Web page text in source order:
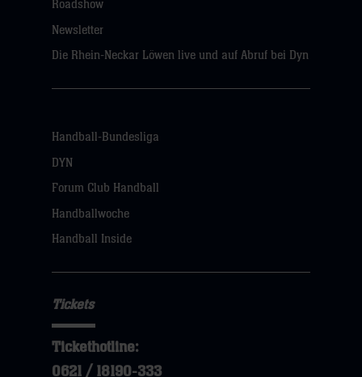
Roadshow
Newsletter
Die Rhein-Neckar Löwen live und auf Abruf bei Dyn
Handball-Bundesliga
DYN
Forum Club Handball
Handballwoche
Handball Inside
Tickets
Tickethotline:
0621 / 18190-333